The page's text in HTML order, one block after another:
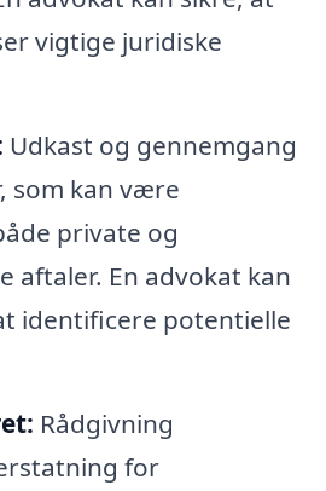
vigtige juridiske
Udkast og gennemgang
som kan være
private og
aftaler. En advokat kan
identificere potentielle
Rådgivning
for